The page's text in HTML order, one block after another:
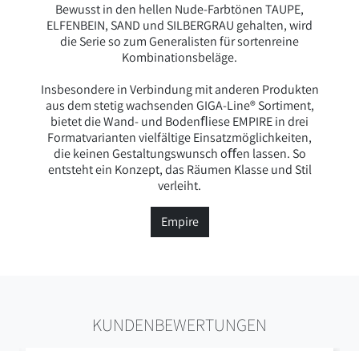
Bewusst in den hellen Nude-Farbtönen TAUPE,
ELFENBEIN, SAND und SILBERGRAU gehalten, wird
die Serie so zum Generalisten für sortenreine
Kombinationsbeläge.
Insbesondere in Verbindung mit anderen Produkten
aus dem stetig wachsenden GIGA-Line® Sortiment,
bietet die Wand- und Bodenﬂiese EMPIRE in drei
Formatvarianten vielfältige Einsatzmöglichkeiten,
die keinen Gestaltungswunsch oﬀen lassen. So
entsteht ein Konzept, das Räumen Klasse und Stil
verleiht.
Empire
KUNDENBEWERTUNGEN